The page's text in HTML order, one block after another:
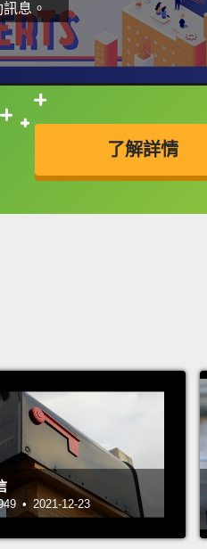
息。
了解詳情
接查字典喔！
• 2021-12-23